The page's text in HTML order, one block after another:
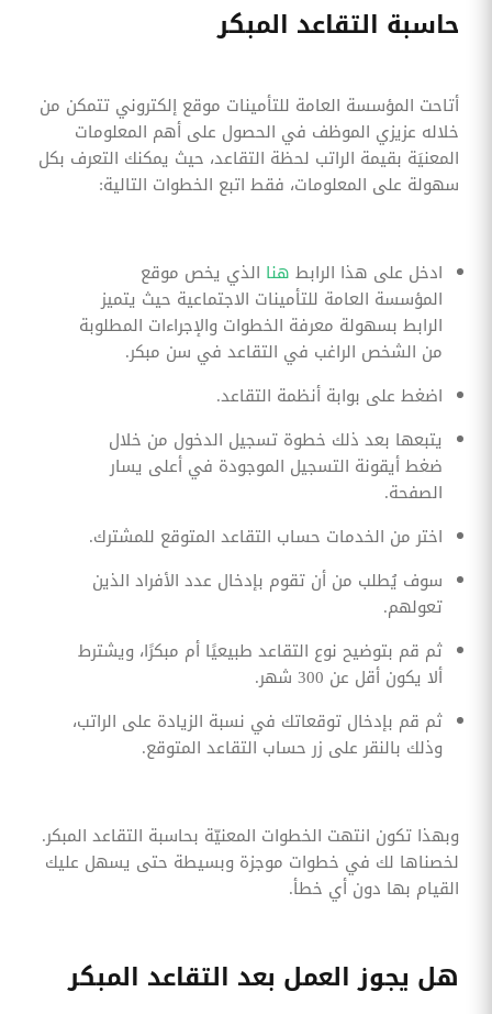
حاسبة التقاعد المبكر
أتاحت المؤسسة العامة للتأمينات موقع إلكتروني تتمكن من
خلاله عزيزي الموظف في الحصول على أهم المعلومات
المعنيَة بقيمة الراتب لحظة التقاعد، حيث يمكنك التعرف بكل
سهولة على المعلومات، فقط اتبع الخطوات التالية:
ادخل على هذا الرابط هنا الذي يخص موقع
المؤسسة العامة للتأمينات الاجتماعية حيث يتميز
الرابط بسهولة معرفة الخطوات والإجراءات المطلوبة
من الشخص الراغب في التقاعد في سن مبكر.
اضغط على بوابة أنظمة التقاعد.
يتبعها بعد ذلك خطوة تسجيل الدخول من خلال
ضغط أيقونة التسجيل الموجودة في أعلى يسار
الصفحة.
اختر من الخدمات حساب التقاعد المتوقع للمشترك.
سوف يُطلب من أن تقوم بإدخال عدد الأفراد الذين
تعولهم.
ثم قم بتوضيح نوع التقاعد طبيعيًا أم مبكرًا، ويشترط
ألا يكون أقل عن 300 شهر.
ثم قم بإدخال توقعاتك في نسبة الزيادة على الراتب،
وذلك بالنقر على زر حساب التقاعد المتوقع.
وبهذا تكون انتهت الخطوات المعنيّة بحاسبة التقاعد المبكر.
لخصناها لك في خطوات موجزة وبسيطة حتى يسهل عليك
القيام بها دون أي خطأ.
هل يجوز العمل بعد التقاعد المبكر